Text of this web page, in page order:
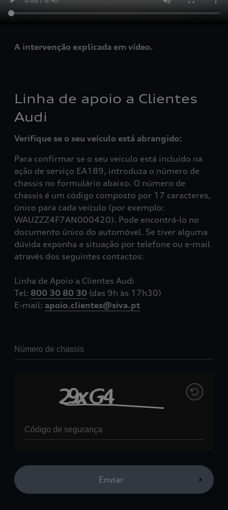
A intervenção explicada em vídeo.
Linha de apoio a Clientes
Audi
Verifique se o seu veículo está abrangido:
Para confirmar se o seu veículo está incluído na
ação de serviço EA189, introduza o número de
chassis no formulário abaixo. O número de
chassis é um código composto por 17 caracteres,
único para cada veículo (por exemplo:
WAUZZZ4F7AN000420). Pode encontrá-lo no
documento único do automóvel. Se tiver alguma
dúvida exponha a situação por telefone ou e-mail
através dos seguintes contactos:
Linha de Apoio a Clientes Audi
Tel: 800 30 80 30 (das 9h às 17h30)
E-mail: apoio.clientes@siva.pt